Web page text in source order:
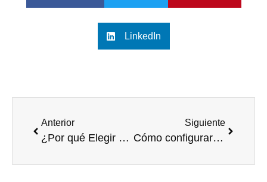
LinkedIn
Anterior
¿Por qué Elegir un Mini Line Array para su Local?
Siguiente
Cómo configurar un sistema de línea array mini paso a paso